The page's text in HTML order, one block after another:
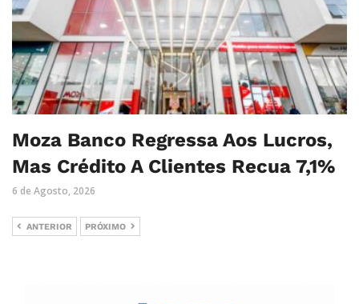
Moza Banco Regressa Aos Lucros,
Mas Crédito A Clientes Recua 7,1%
6 de Agosto, 2026
ANTERIOR PRÓXIMO